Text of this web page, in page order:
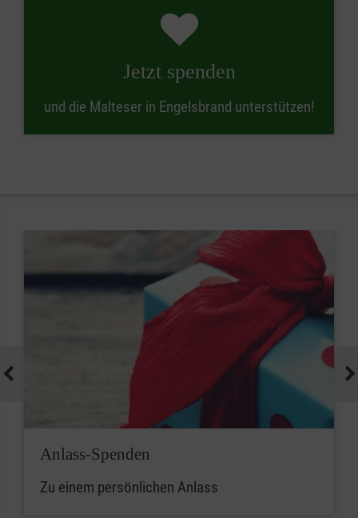
Jetzt spenden
und die Malteser in Engelsbrand unterstützen!
Anlass-Spenden
Zu einem persönlichen Anlass